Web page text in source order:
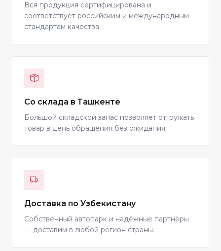
Вся продукция сертифицирована и
соответствует российским и международным
стандартам качества.
Со склада в Ташкенте
Большой складской запас позволяет отгружать
товар в день обращения без ожидания.
Доставка по Узбекистану
Собственный автопарк и надёжные партнёры
— доставим в любой регион страны.